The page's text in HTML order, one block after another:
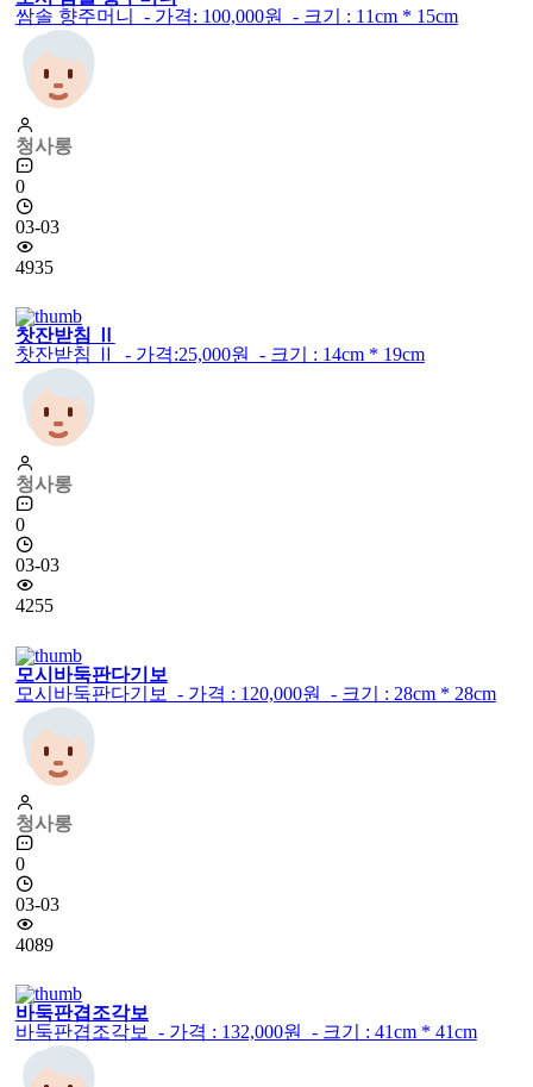
쌈솔 향주머니 - 가격: 100,000원 - 크기 : 11cm * 15cm
청사롱
0
03-03
4935
찻잔받침 Ⅱ
찻잔받침 Ⅱ - 가격:25,000원 - 크기 : 14cm * 19cm
청사롱
0
03-03
4255
모시바둑판다기보
모시바둑판다기보 - 가격 : 120,000원 - 크기 : 28cm * 28cm
청사롱
0
03-03
4089
바둑판겹조각보
바둑판겹조각보 - 가격 : 132,000원 - 크기 : 41cm * 41cm